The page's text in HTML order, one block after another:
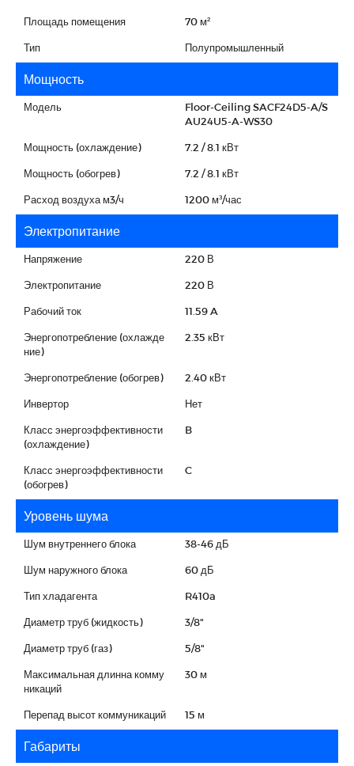
Площадь помещения 70 м²
Тип Полупромышленный
Мощность
Модель
Floor-Ceiling SACF24D5-A/S
AU24U5-A-WS30
Мощность (охлаждение) 7.2 / 8.1 кВт
Мощность (обогрев) 7.2 / 8.1 кВт
Расход воздуха м3/ч 1200 м³/час
Электропитание
Напряжение 220 В
Электропитание 220 В
Рабочий ток 11.59 A
Энергопотребление (охлажде
ние)
2.35 кВт
Энергопотребление (обогрев) 2.40 кВт
Инвертор Нет
Класс энергоэффективности
(охлаждение)
B
Класс энергоэффективности
(обогрев)
C
Уровень шума
Шум внутреннего блока 38-46 дБ
Шум наружного блока 60 дБ
Тип хладагента R410a
Диаметр труб (жидкость) 3/8"
Диаметр труб (газ) 5/8"
Максимальная длинна комму
никаций
30 м
Перепад высот коммуникаций 15 м
Габариты